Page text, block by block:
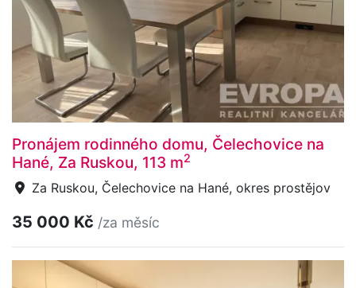
Pronájem rodinného domu, Čelechovice na
Hané, Za Ruskou, 113 m2
Za Ruskou, Čelechovice na Hané, okres prostějov
35 000 Kč /za měsíc